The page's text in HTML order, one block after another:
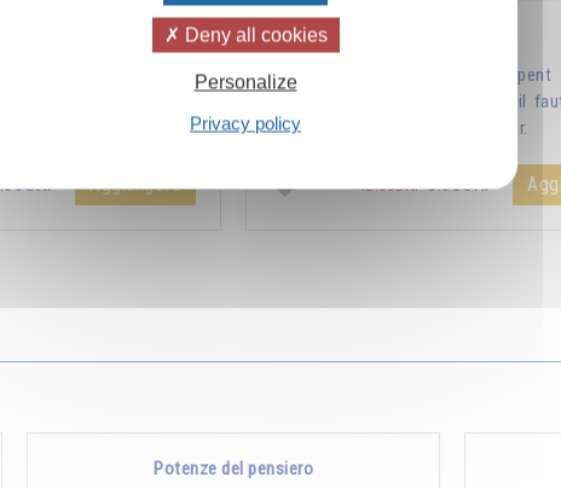
Pensieri Quotidiani
sconto di 2 CHF per
aggiunta all'ordine !
Aggiungere
Combien les humains se trompent
s’imaginent que pour s’enrichir il
Non, pour s’enrichir, il faut donner.
12.00CHF5.00CHF
Potenze del pensiero
Deny all cookies
Personalize
Privacy policy